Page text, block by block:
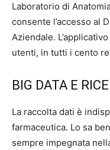
Laboratorio di
consente l’accesso al
Aziendale.
utenti, in tutti i cento
BIG DATA E
La raccolta dati è
farmaceutica. Lo sa
sempre impegnata